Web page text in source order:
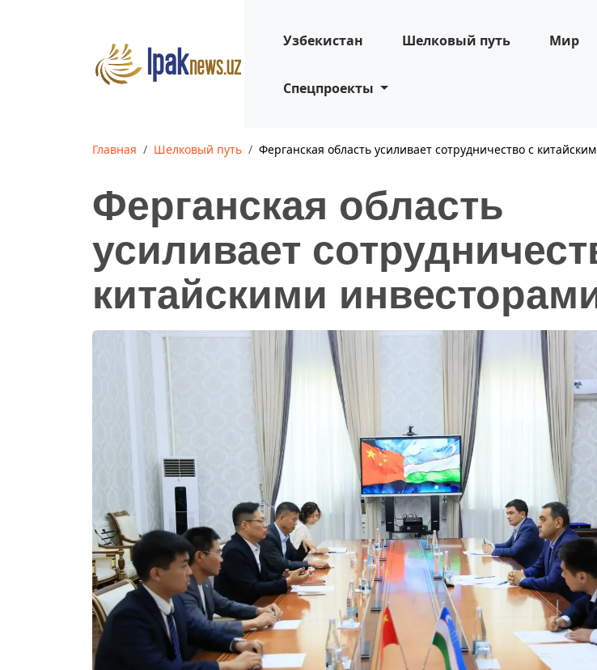
Узбекистан Шелковый путь Мир
Спецпроекты
Главная Шелковый путь Ферганская область усиливает сотрудничество с
Ферганская область
усиливает
китайскими